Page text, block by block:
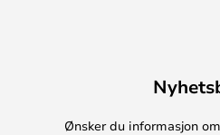
Ønsker du informasjon